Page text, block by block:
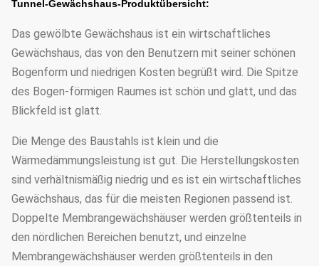
Tunnel-Gewächshaus-Produktübersicht:
Das gewölbte Gewächshaus ist ein wirtschaftliches
Gewächshaus, das von den Benutzern mit seiner schönen
Bogenform und niedrigen Kosten begrüßt wird. Die Spitze
des Bogen-förmigen Raumes ist schön und glatt, und das
Blickfeld ist glatt.
Die Menge des Baustahls ist klein und die
Wärmedämmungsleistung ist gut. Die Herstellungskosten
sind verhältnismäßig niedrig und es ist ein wirtschaftliches
Gewächshaus, das für die meisten Regionen passend ist.
Doppelte Membrangewächshäuser werden größtenteils in
den nördlichen Bereichen benutzt, und einzelne
Membrangewächshäuser werden größtenteils in den